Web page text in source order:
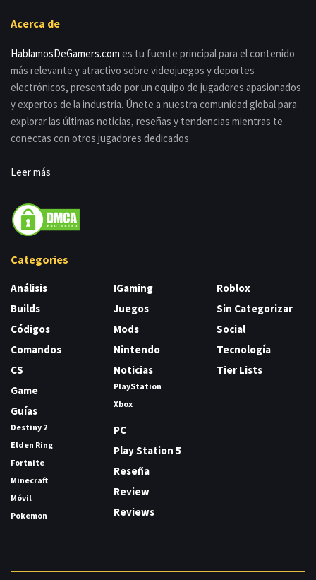
Acerca de
HablamosDeGamers.com es tu fuente principal para el contenido
más relevante y atractivo sobre videojuegos y deportes
electrónicos, presentado por un equipo de jugadores apasionados
y expertos de la industria. Únete a nuestra comunidad global para
explorar las últimas noticias, reseñas y tendencias mientras te
conectas con otros jugadores dedicados.
Leer más
Categories
Análisis
Builds
Códigos
Comandos
CS
Game
Guías
Destiny 2
Elden Ring
Fortnite
Minecraft
Móvil
Pokemon
IGaming
Juegos
Mods
Nintendo
Noticias
PlayStation
Xbox
PC
Play Station 5
Reseña
Review
Reviews
Roblox
Sin Categorizar
Social
Tecnología
Tier Lists